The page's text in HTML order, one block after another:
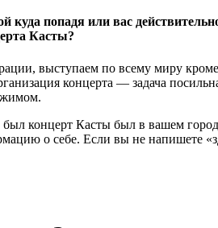
попадя или вас
Касты?
выступаем по всему миру
концерта — задача
был концерт Касты был в вашем
о себе. Если вы не напишете